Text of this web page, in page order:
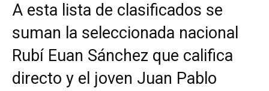
A esta lista de clasificados se
suman la seleccionada nacional
Rubí Euan Sánchez que califica
directo y el joven Juan Pablo